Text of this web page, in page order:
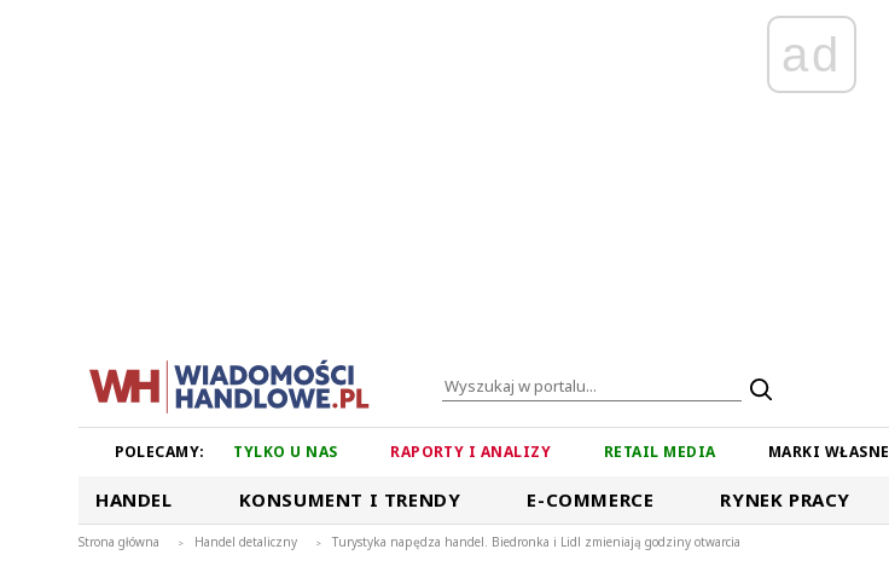
ad
POLECAMY: TYLKO U NAS RAPORTY I ANALIZY RETAIL MEDIA MARKI WŁASNE
HANDEL KONSUMENT I TRENDY E-COMMERCE RYNEK PRACY
Strona główna > Handel detaliczny > Turystyka napędza handel. Biedronka i Lidl zmieniają godziny otwarcia